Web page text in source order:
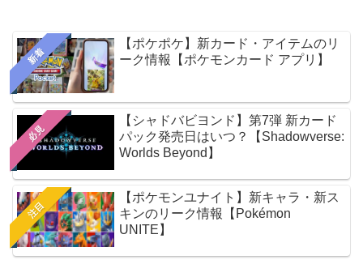
新着
【ポケポケ】新カード・アイテムのリ
ーク情報【ポケモンカード アプリ】
必見
【シャドバビヨンド】第7弾 新カード
パック発売日はいつ？【Shadowverse:
Worlds Beyond】
注目
【ポケモンユナイト】新キャラ・新ス
キンのリーク情報【Pokémon
UNITE】